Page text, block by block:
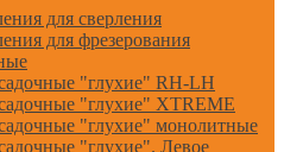
для сверления
для фрезерования
"глухие" RH-LH
"глухие" XTREME
"глухие" монолитные
"глухие". Левое